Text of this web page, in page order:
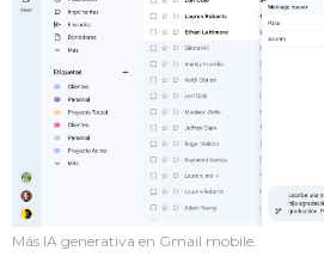
Más IA generativa en Gmail mobile.